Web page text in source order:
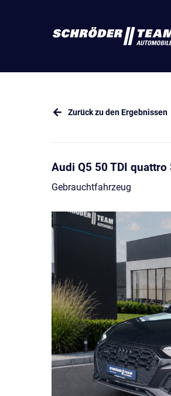
Zurück zu den Ergebnissen
Audi Q5 50 TDI
Gebrauchtfahrzeug